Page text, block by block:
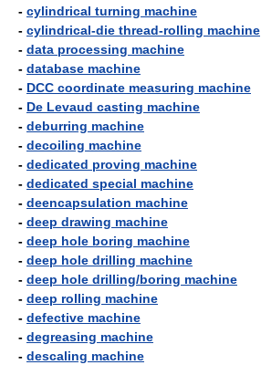
- cylindrical turning machine
- cylindrical-die thread-rolling machine
- data processing machine
- database machine
- DCC coordinate measuring machine
- De Levaud casting machine
- deburring machine
- decoiling machine
- dedicated proving machine
- dedicated special machine
- deencapsulation machine
- deep drawing machine
- deep hole boring machine
- deep hole drilling machine
- deep hole drilling/boring machine
- deep rolling machine
- defective machine
- degreasing machine
- descaling machine